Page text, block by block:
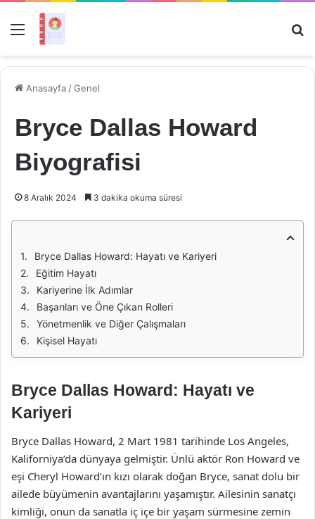
Menü
Anasayfa /Genel
Bryce Dallas Howard
Biyografisi
8 Aralık 2024 3 dakika okuma süresi
Bryce Dallas Howard: Hayatı ve Kariyeri
Eğitim Hayatı
Kariyerine İlk Adımlar
Başarıları ve Öne Çıkan Rolleri
Yönetmenlik ve Diğer Çalışmaları
Kişisel Hayatı
Bryce Dallas Howard: Hayatı ve
Kariyeri
Bryce Dallas Howard, 2 Mart 1981 tarihinde Los Angeles,
Kaliforniya’da dünyaya gelmiştir. Ünlü aktör Ron Howard ve
eşi Cheryl Howard’ın kızı olarak doğan Bryce, sanat dolu bir
ailede büyümenin avantajlarını yaşamıştır. Ailesinin sanatçı
kimliği, onun da sanatla iç içe bir yaşam sürmesine zemin